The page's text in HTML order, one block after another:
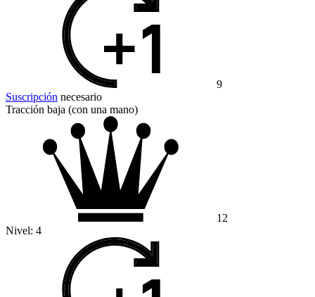
9
Suscripción necesario
Tracción baja (con una mano)
12
Nivel: 4